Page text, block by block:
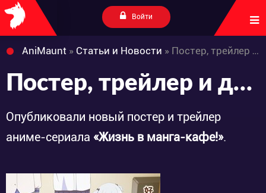
Войти
AniMaunt » Статьи и Новости » Постер, трейлер и дата премьеры «Ichijouma Mankitsugurashi!»
Постер, трейлер и дата премьеры «Ichijouma Mankitsugurashi!»
Опубликовали новый постер и трейлер
аниме-сериала «Жизнь в манга-кафе!».